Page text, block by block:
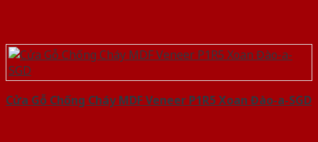
Cửa Gỗ Chống Cháy MDF Veneer P1R5 Xoan Đào-a-SGD